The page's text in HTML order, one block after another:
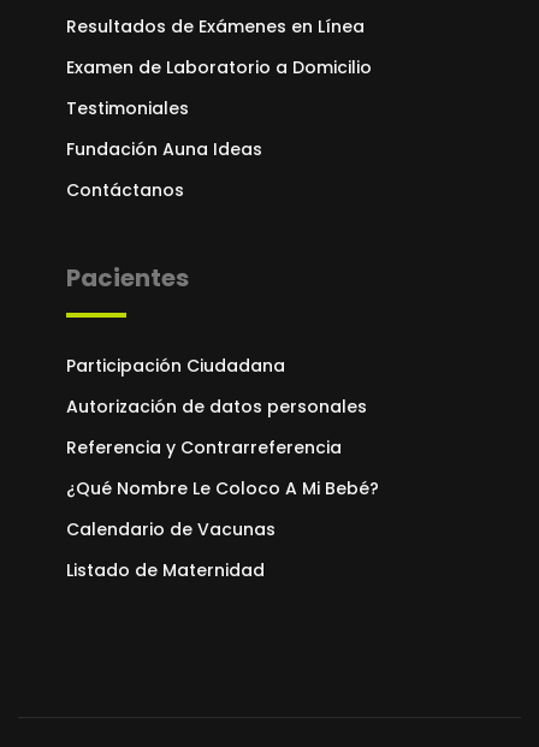
Resultados de Exámenes en Línea
Examen de Laboratorio a Domicilio
Testimoniales
Fundación Auna Ideas
Contáctanos
Pacientes
Participación Ciudadana
Autorización de datos personales
Referencia y Contrarreferencia
¿Qué Nombre Le Coloco A Mi Bebé?
Calendario de Vacunas
Listado de Maternidad